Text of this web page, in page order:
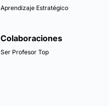
Aprendizaje Estratégico
Colaboraciones
Ser Profesor Top